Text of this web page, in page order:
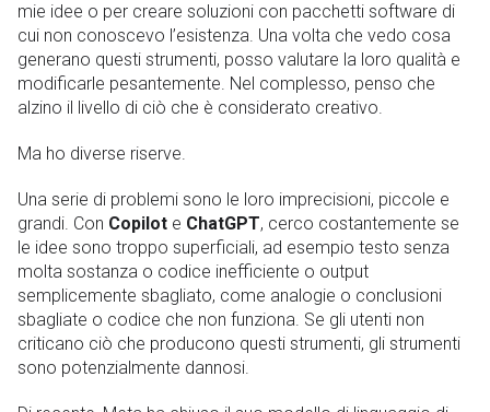
mie idee o per creare soluzioni con pacchetti software di
cui non conoscevo l’esistenza. Una volta che vedo cosa
generano questi strumenti, posso valutare la loro qualità e
modificarle pesantemente. Nel complesso, penso che
alzino il livello di ciò che è considerato creativo.
Ma ho diverse riserve.
Una serie di problemi sono le loro imprecisioni, piccole e
grandi. Con Copilot e ChatGPT, cerco costantemente se
le idee sono troppo superficiali, ad esempio testo senza
molta sostanza o codice inefficiente o output
semplicemente sbagliato, come analogie o conclusioni
sbagliate o codice che non funziona. Se gli utenti non
criticano ciò che producono questi strumenti, gli strumenti
sono potenzialmente dannosi.